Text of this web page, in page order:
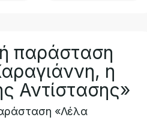
παράσταση
η
Αντίστασης»
«Λέλα